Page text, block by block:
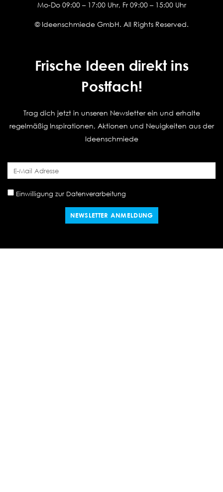
Mo-Do 09:00 – 17:00 Uhr, Fr 09:00 – 15:00 Uhr
© Ideenschmiede GmbH. All Rights Reserved.
Frische Ideen direkt ins
Postfach!
Trag dich jetzt in unseren Newsletter ein und erhalte
regelmäßig Inspirationen, Aktionen und Neuigkeiten aus der
Ideenschmiede
Einwilligung zur Datenverarbeitung
NEWSLETTER ANMELDUNG